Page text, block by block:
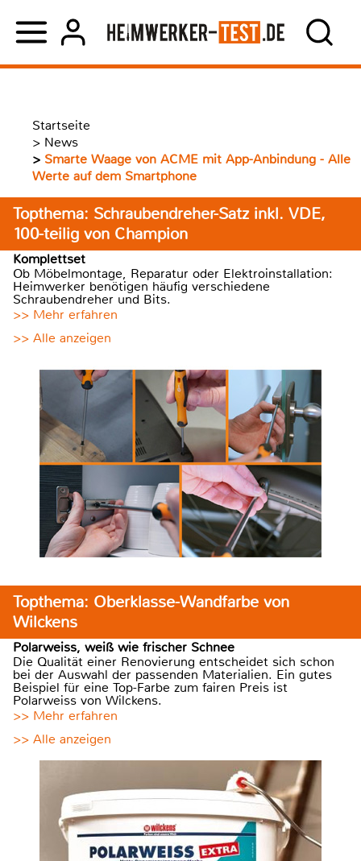
Startseite
> News
> Smarte Waage von ACME mit App-Anbindung - Alle
Werte auf dem Smartphone
Topthema: Schraubendreher-Satz inkl. VDE,
100-teilig von Champion
Komplettset
Ob Möbelmontage, Reparatur oder Elektroinstallation:
Heimwerker benötigen häufig verschiedene
Schraubendreher und Bits.
>> Mehr erfahren
>> Alle anzeigen
Topthema: Oberklasse-Wandfarbe von
Wilckens
Polarweiss, weiß wie frischer Schnee
Die Qualität einer Renovierung entscheidet sich schon
bei der Auswahl der passenden Materialien. Ein gutes
Beispiel für eine Top-Farbe zum fairen Preis ist
Polarweiss von Wilckens.
>> Mehr erfahren
>> Alle anzeigen